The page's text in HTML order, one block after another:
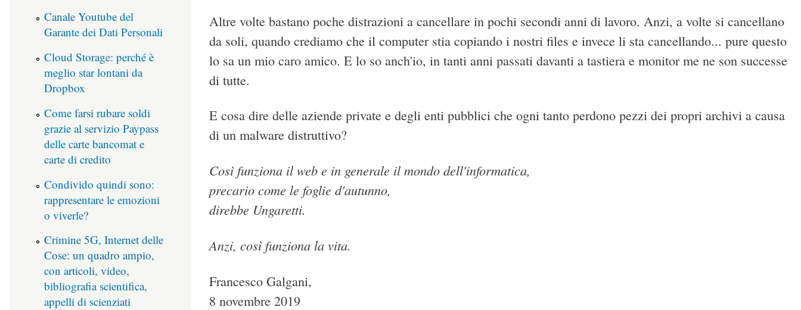
Altre volte bastano poche distrazioni a cancellare in pochi secondi anni di lavoro. Anzi, a volte si cancellano
da soli, quando crediamo che il computer stia copiando i nostri files e invece li sta cancellando... pure questo
lo sa un mio caro amico. E lo so anch'io, in tanti anni passati davanti a tastiera e monitor me ne son successe
di tutte.
E cosa dire delle aziende private e degli enti pubblici che ogni tanto perdono pezzi dei propri archivi a causa
di un malware distruttivo?
Così funziona il web e in generale il mondo dell'informatica,
precario come le foglie d'autunno,
direbbe Ungaretti.
Anzi, così funziona la vita.
Francesco Galgani,
8 novembre 2019
Canale Youtube del
Garante dei Dati Personali
Cloud Storage: perché è
meglio star lontani da
Dropbox
Come farsi rubare soldi
grazie al servizio Paypass
delle carte bancomat e
carte di credito
Condivido quindi sono:
rappresentare le emozioni
o viverle?
Crimine 5G, Internet delle
Cose: un quadro ampio,
con articoli, video,
bibliografia scientifica,
appelli di scienziati